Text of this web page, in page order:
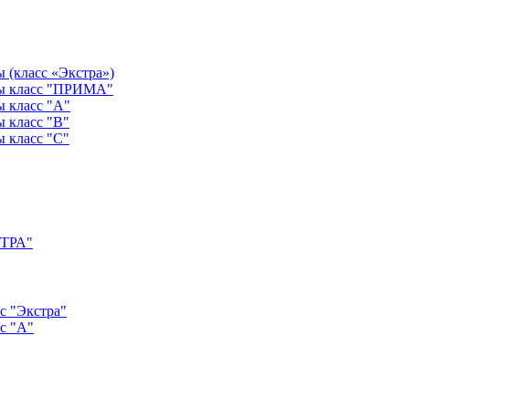
(класс «Экстра»)
класс "ПРИМА"
класс "А"
класс "B"
класс "C"
"Экстра"
"А"